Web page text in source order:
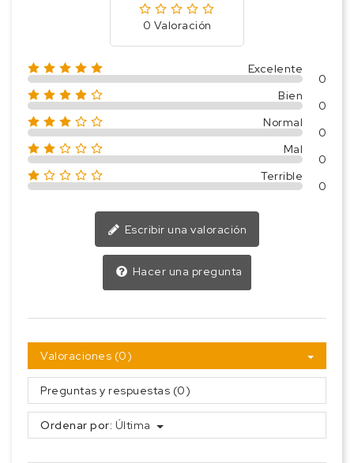
0 Valoración
Excelente
0
Bien
0
Normal
0
Mal
0
Terrible
0
Escribir una valoración
Hacer una pregunta
Valoraciones (0)
Preguntas y respuestas (0)
Ordenar por: Última